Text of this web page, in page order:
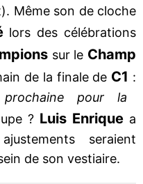
Même son de cloche
lors des célébrations
sur le Champ
de la finale de C1 :
prochaine pour la
? Luis Enriquea
seraient
de son vestiaire.